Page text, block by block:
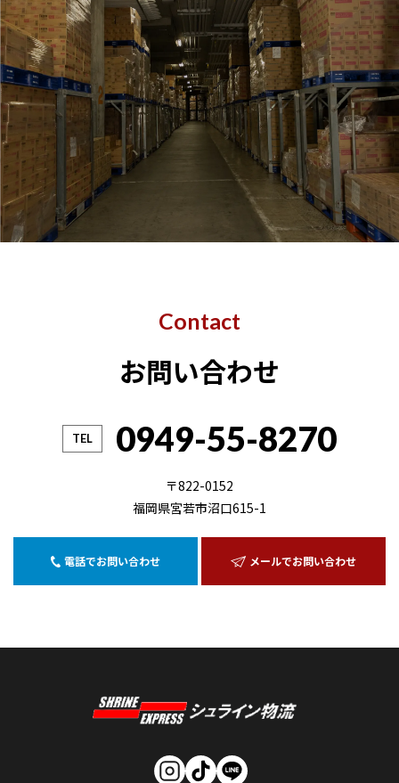
採用情報を見る
Contact
お問い合わせ
TEL 0949-55-8270
〒822-0152
福岡県宮若市沼口615-1
電話でお問い合わせ メールでお問い合わせ